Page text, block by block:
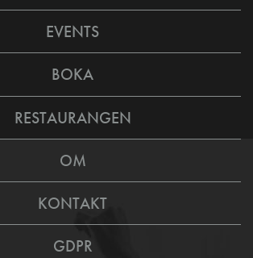
EVENTS
BOKA
RESTAURANGEN
OM
KONTAKT
GDPR